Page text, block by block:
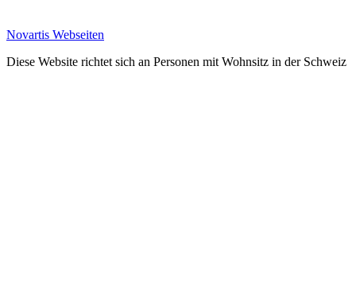
Novartis Webseiten
Diese Website richtet sich an Personen mit Wohnsitz in der Schweiz